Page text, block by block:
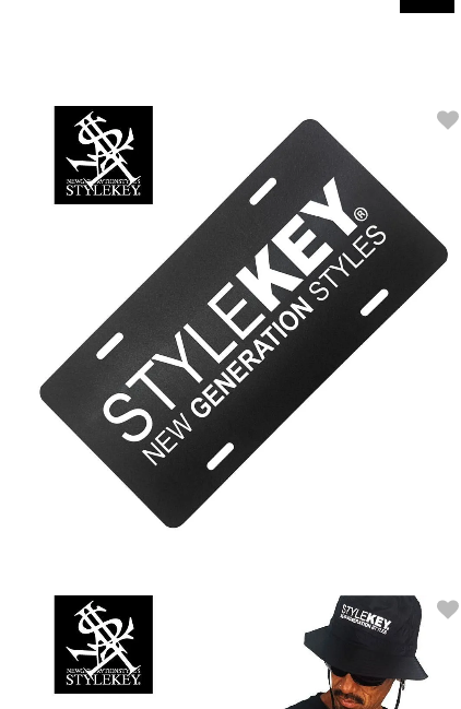
STYLEKEY (スタイルキー) ナンバープレート NUMBER PLATE(SK99
販売価格：1,800円(税込1,980円)